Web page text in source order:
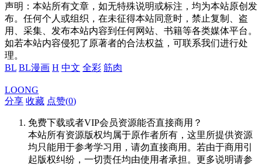
声明：本站所有文章，如无特殊说明或标注，均为本站原创发
布。任何个人或组织，在未征得本站同意时，禁止复制、盗
用、采集、发布本站内容到任何网站、书籍等各类媒体平台。
如若本站内容侵犯了原著者的合法权益，可联系我们进行处
理。
BL BL漫画 H 中文 全彩 筋肉
LOONG
分享 收藏 点赞(0)
免费下载或者VIP会员资源能否直接商用？
本站所有资源版权均属于原作者所有，这里所提供资源
均只能用于参考学习用，请勿直接商用。若由于商用引
起版权纠纷，一切责任均由使用者承担。更多说明请参